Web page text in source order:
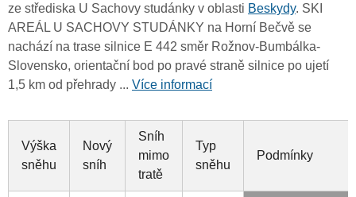
ze střediska U Sachovy studánky v oblasti Beskydy. SKI
AREÁL U SACHOVY STUDÁNKY na Horní Bečvě se
nachází na trase silnice E 442 směr Rožnov-Bumbálka-
Slovensko, orientační bod po pravé straně silnice po ujetí
1,5 km od přehrady ... Více informací
Výška
sněhu
Nový
sníh
Sníh
mimo
tratě
Typ
sněhu
Podmínky